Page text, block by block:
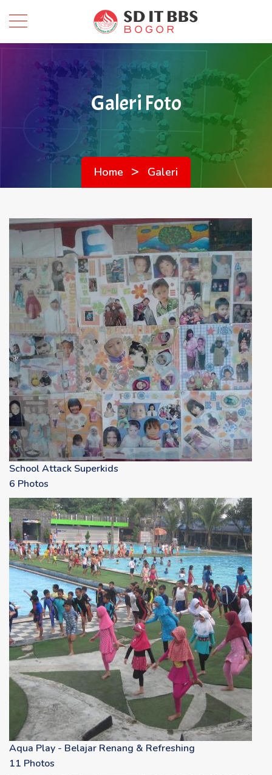
Galeri Foto
Home > Galeri
School Attack Superkids
6 Photos
Aqua Play - Belajar Renang & Refreshing
11 Photos